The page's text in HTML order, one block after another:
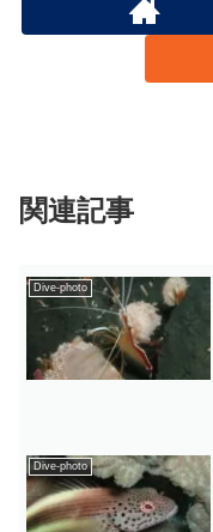
関連記事
Dive-photo
Dive-photo